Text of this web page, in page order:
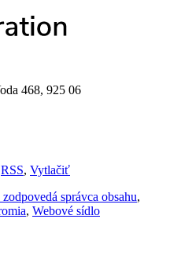
468, 925 06
RSS, Vytlačiť
zodpovedá správca obsahu,
, Webové sídlo